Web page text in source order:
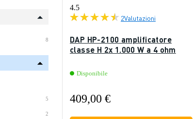
8
5
2
4.5
2Valutazioni
DAP HP-2100 amplificatore
classe H 2x 1.000 W a 4 ohm
Disponibile
409,00 €